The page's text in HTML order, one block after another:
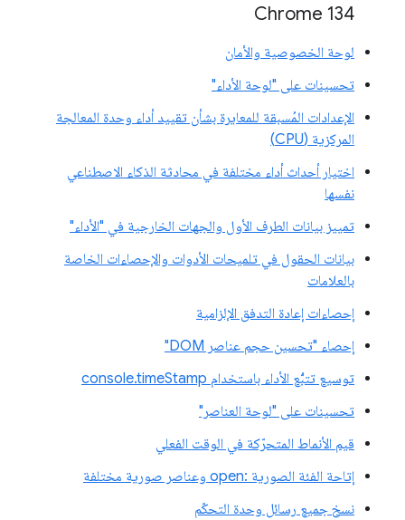
‫Chrome 134
لوحة الخصوصية والأمان
تحسينات على "لوحة الأداء"
الإعدادات المُسبقة للمعايرة بشأن تقييد أداء وحدة المعالجة
المركزية (CPU)
اختيار أحداث أداء مختلفة في محادثة الذكاء الاصطناعي
نفسها
تمييز بيانات الطرف الأول والجهات الخارجية في "الأداء"
بيانات الحقول في تلميحات الأدوات والإحصاءات الخاصة
بالعلامات
إحصاءات إعادة التدفق الإلزامية
إحصاء "تحسين حجم عناصر DOM"
توسيع تتبُّع الأداء باستخدام console.timeStamp
تحسينات على "لوحة العناصر"
قيم الأنماط المتحرّكة في الوقت الفعلي
إتاحة الفئة الصورية :open وعناصر صورية مختلفة
نسخ جميع رسائل وحدة التحكّم